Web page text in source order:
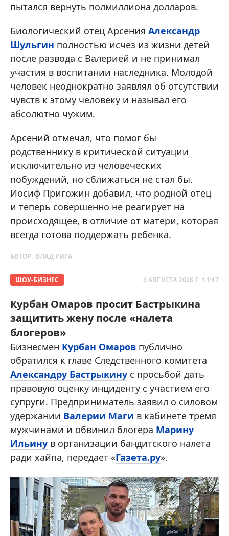
пытался вернуть полмиллиона долларов.
Биологический отец Арсения Александр
Шульгин полностью исчез из жизни детей
после развода с Валерией и не принимал
участия в воспитании наследника. Молодой
человек неоднократно заявлял об отсутствии
чувств к этому человеку и называл его
абсолютно чужим.
Арсений отмечал, что помог бы
родственнику в критической ситуации
исключительно из человеческих
побуждений, но сближаться не стал бы.
Иосиф Пригожин добавил, что родной отец
и теперь совершенно не реагирует на
происходящее, в отличие от матери, которая
всегда готова поддержать ребенка.
АВТОР: ВЛАД РИГА
ШОУ-БИЗНЕС 6 АВГУСТА 2026 Г. 11:47
Курбан Омаров просит Бастрыкина
защитить жену после «налета
блогеров»
Бизнесмен Курбан Омаров публично
обратился к главе Следственного комитета
Александру Бастрыкину с просьбой дать
правовую оценку инциденту с участием его
супруги. Предприниматель заявил о силовом
удержании Валерии Маги в кабинете тремя
мужчинами и обвинил блогера Марину
Ильину в организации бандитского налета
ради хайпа, передает «Газета.ру».